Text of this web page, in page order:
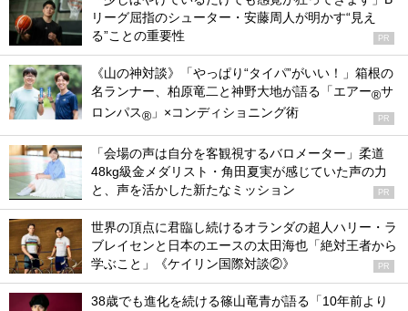
リーグ屈指のシューター・安藤周人が明かす“見え
る”ことの重要性
PR
《山の神対談》「やっぱり“タイパ”がいい！」箱根の
名ランナー、柏原竜二と神野大地が語る「エアー®サ
ロンパス® 」×コンディショニング術 PR
「会場の声は自分を客観視するバロメーター」柔道
48kg級金メダリスト・角田夏実が感じていた声の力
と、声を活かした新たなミッション
PR
世界の頂点に君臨し続けるオランダの超人ハリー・ラ
ブレイセンと日本のエースの太田海也「絶対王者から
学ぶこと」《ケイリン国際対談②》
PR
38歳でも進化を続ける篠山竜青が語る「10年前より